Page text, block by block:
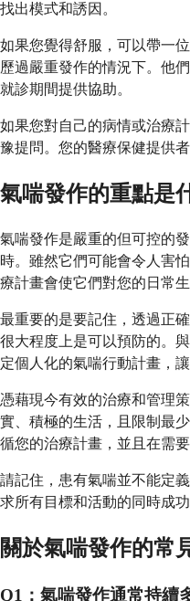
找出模式和誘因。
如果您覺得舒服，可以帶一
歷過嚴重發作的情況下。他
就診期間提供協助。
如果您對自己的病情或治療
豫提問。您的醫療保健提供
氣喘發作的重點是
氣喘發作是嚴重的但可控的
時。雖然它們可能會令人害
療計畫會使它們對您的日常
最重要的是要記住，透過正
很大程度上是可以預防的。
定個人化的氣喘行動計畫，
憑藉現今有效的治療和管理
實、積極的生活，且限制最
循您的治療計畫，並且在需
請記住，患有氣喘並不能定
求所有目標和活動的同時成
關於氣喘發作的常
Q1：氣喘發作通常持續